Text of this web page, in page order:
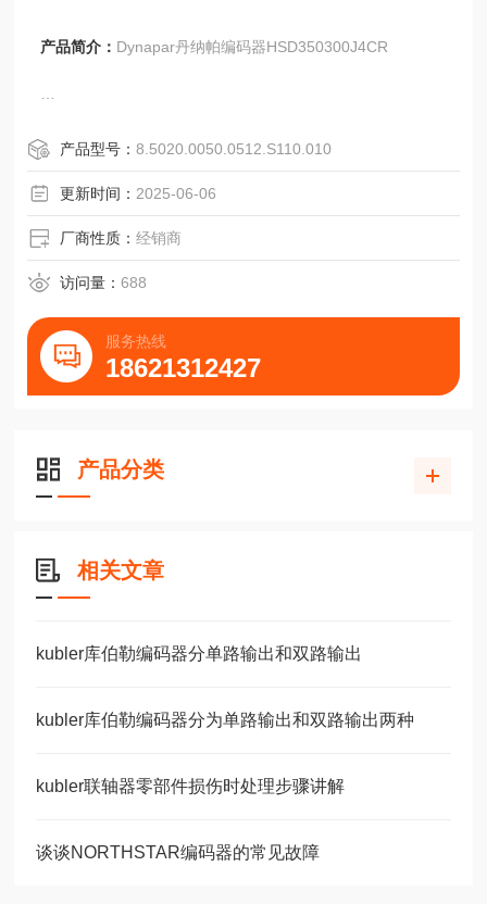
产品简介： Dynapar丹纳帕编码器HSD350300J4CR
标准工业类型RI58-O/RI58-T
增量式/实心轴
■可达10,000脉冲和40,000步
■信号精度高
■工作温度高达100℃(RI58-T)
■可选多种法兰和配置，通用性强
■适用于强冲击等级
■应用场合，如：机床、CNC轴、包装机器、电机/驱动器、
产品型号：8.5020.0050.0512.S110.010
更新时间： 2025-06-06
厂商性质：经销商
访问量：688
服务热线
18621312427
产品分类
相关文章
kubler库伯勒编码器分单路输出和双路输出
kubler库伯勒编码器分为单路输出和双路输出两种
kubler联轴器零部件损伤时处理步骤讲解
谈谈NORTHSTAR编码器的常见故障